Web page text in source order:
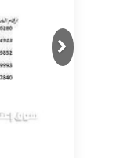
Previous